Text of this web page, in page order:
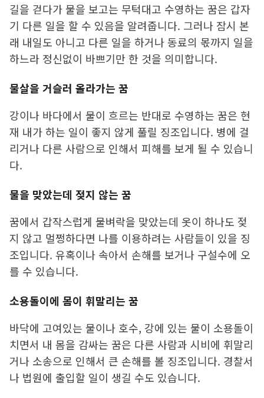
길을 걷다가 물을 보고는 무턱대고 수영하는 꿈은 갑자
기 다른 일을 할 수 있음을 알려줍니다. 그러나 잠시 본
래 내일도 아니고 다른 일을 하거나 동료의 몫까지 일을
하느라 정신없이 바쁘기만 한 것을 의미합니다.
물살을 거슬러 올라가는 꿈
강이나 바다에서 물이 흐르는 반대로 수영하는 꿈은 현
재 내가 하는 일이 좋지 않게 풀릴 징조입니다. 병에 걸
리거나 다른 사람으로 인해서 피해를 보게 될 수 있습니
다.
물을 맞았는데 젖지 않는 꿈
꿈에서 갑작스럽게 물벼락을 맞았는데 옷이 하나도 젖
지 않고 멀쩡하다면 나를 이용하려는 사람들이 있을 징
조입니다. 유혹이나 속아서 손해를 보거나 구설수에 오
를 수 있습니다.
소용돌이에 몸이 휘말리는 꿈
바닥에 고여있는 물이나 호수, 강에 있는 물이 소용돌이
치면서 내 몸을 감싸는 꿈은 다른 사람과 시비에 휘말리
거나 소송으로 인해서 큰 손해를 볼 징조입니다. 경찰서
나 법원에 출입할 일이 생길 수도 있습니다.